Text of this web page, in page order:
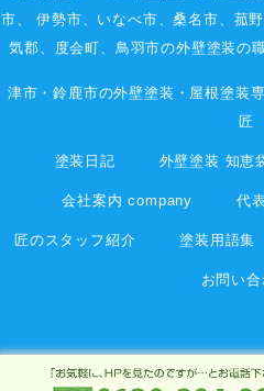
市
伊勢市 、いなべ市、桑名市、菰野
気郡、度会町、鳥羽市の外壁塗装の
津市・鈴鹿市の外壁塗装・屋根塗装
匠
塗装日記 外壁塗装 知恵
会社案内 company 代
匠のスタッフ紹介 塗装用語集
お問い